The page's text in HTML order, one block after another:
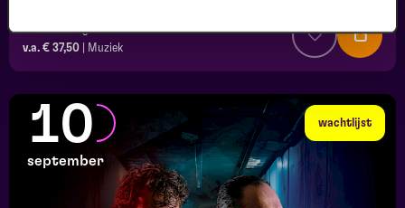
Onze Earring
v.a. € 37,50
Muziek
wachtlijst
10
september